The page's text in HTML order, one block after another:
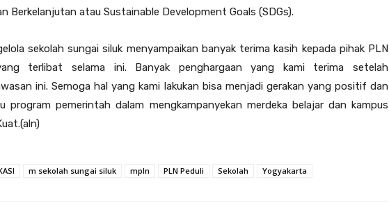
Berkelanjutan atau Sustainable Development Goals (SDGs).
sekolah sungai siluk menyampaikan banyak terima kasih kepada pihak PLN
terlibat selama ini. Banyak penghargaan yang kami terima setelah
ini. Semoga hal yang kami lakukan bisa menjadi gerakan yang positif dan
program pemerintah dalam mengkampanyekan merdeka belajar dan kampus
m sekolah sungai siluk mpln PLN Peduli Sekolah Yogyakarta